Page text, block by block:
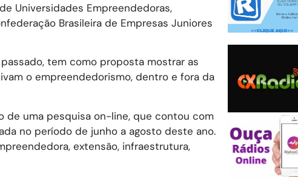
Universidades Empreendedoras,
Brasileira de Empresas Juniores
tem como proposta mostrar as
o empreendedorismo, dentro e fora da
de uma pesquisa on-line, que contou com
no período de junho a agosto deste ano.
extensão, infraestrutura,